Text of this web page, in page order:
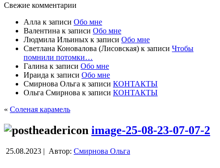
Свежие комментарии
Алла к записи Обо мне
Валентина к записи Обо мне
Людмила Ильиных к записи Обо мне
Светлана Коновалова (Лисовская) к записи Чтобы
помнили потомки…
Галина к записи Обо мне
Ираида к записи Обо мне
Смирнова Ольга к записи КОНТАКТЫ
Ольга Смирнова к записи КОНТАКТЫ
« Соленая карамель
image-25-08-23-07-07-2
25.08.2023 | Автор: Смирнова Ольга